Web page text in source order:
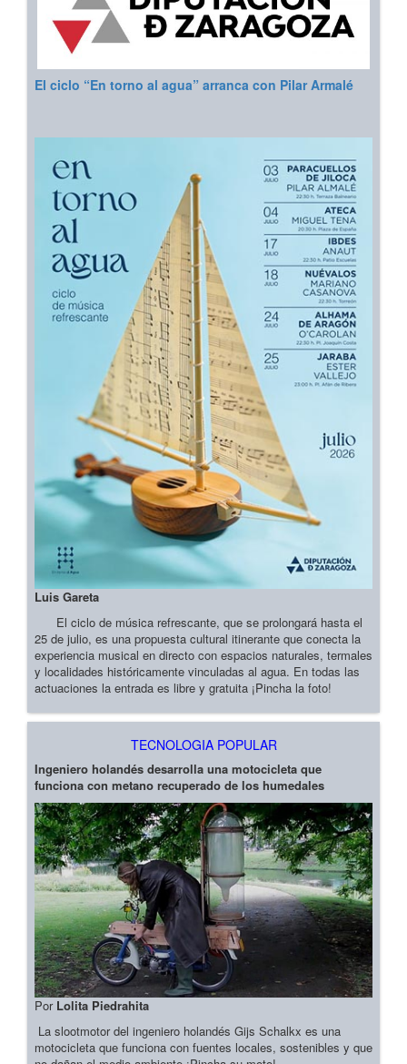
El ciclo “En torno al agua” arranca con Pilar Armalé
Luis Gareta
El ciclo de música refrescante, que se prolongará hasta el
25 de julio, es una propuesta cultural itinerante que conecta la
experiencia musical en directo con espacios naturales, termales
y localidades históricamente vinculadas al agua. En todas las
actuaciones la entrada es libre y gratuita ¡Pincha la foto!
TECNOLOGIA POPULAR
Ingeniero holandés desarrolla una motocicleta que
funciona con metano recuperado de los humedales
Por Lolita Piedrahita
La slootmotor del ingeniero holandés Gijs Schalkx es una
motocicleta que funciona con fuentes locales, sostenibles y que